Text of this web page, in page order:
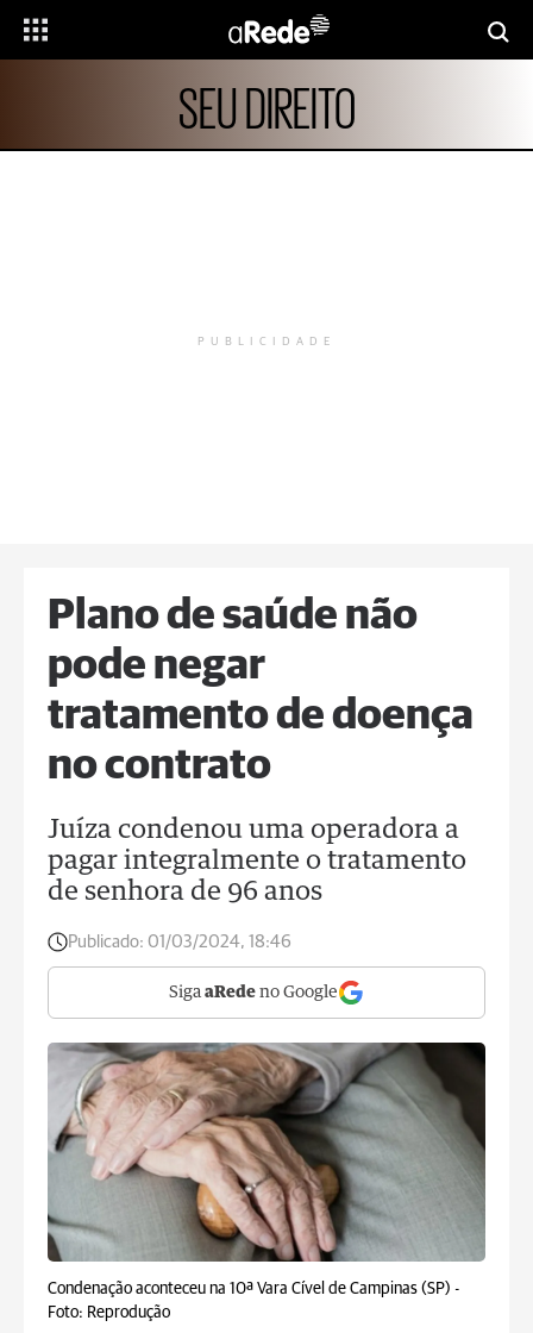
SEU DIREITO
PUBLICIDADE
Plano de saúde não
pode negar
tratamento de doença
no contrato
Juíza condenou uma operadora a
pagar integralmente o tratamento
de senhora de 96 anos
Publicado: 01/03/2024, 18:46
Siga aRede no Google
Condenação aconteceu na 10ª Vara Cível de Campinas (SP) -
Foto: Reprodução